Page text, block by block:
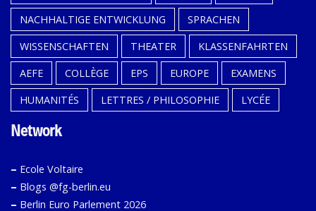
NACHHALTIGE ENTWICKLUNG
SPRACHEN
WISSENSCHAFTEN
THEATER
KLASSENFAHRTEN
AEFE
COLLÈGE EPS EUROPE
EXAMENS
HUMANITÉS
LETTRES / PHILOSOPHIE LYCÉE
Network
– Ecole Voltaire
– Blogs @fg-berlin.eu
– Berlin Euro Parlement 2026